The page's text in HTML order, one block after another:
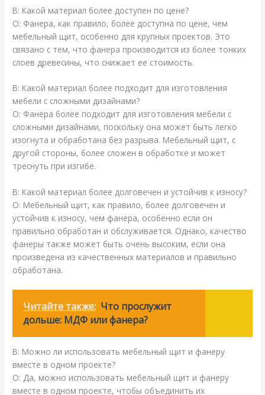
В: Какой материал более доступен по цене?
О: Фанера, как правило, более доступна по цене, чем
мебельный щит, особенно для крупных проектов. Это
связано с тем, что фанера производится из более тонких
слоев древесины, что снижает ее стоимость.
В: Какой материал более подходит для изготовления
мебели с сложными дизайнами?
О: Фанера более подходит для изготовления мебели с
сложными дизайнами, поскольку она может быть легко
изогнута и обработана без разрыва. Мебельный щит, с
другой стороны, более сложен в обработке и может
треснуть при изгибе.
В: Какой материал более долговечен и устойчив к износу?
О: Мебельный щит, как правило, более долговечен и
устойчив к износу, чем фанера, особенно если он
правильно обработан и обслуживается. Однако, качество
фанеры также может быть очень высоким, если она
произведена из качественных материалов и правильно
обработана.
Читайте также: Что прослужит
дольше: МДФ или фанера?
В: Можно ли использовать мебельный щит и фанеру
вместе в одном проекте?
О: Да, можно использовать мебельный щит и фанеру
вместе в одном проекте, чтобы объединить их